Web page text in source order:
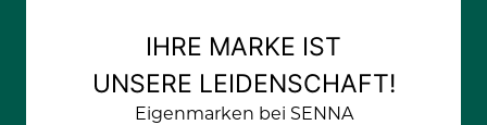
IHRE MARKE IST
UNSERE LEIDENSCHAFT!
Eigenmarken bei SENNA